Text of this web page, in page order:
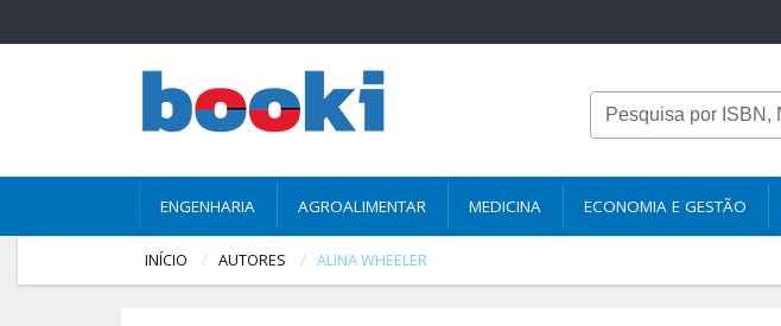
ENGENHARIA AGROALIMENTAR MEDICINA ECONOMIA E GESTÃO
INÍCIO AUTORES ALINA WHEELER